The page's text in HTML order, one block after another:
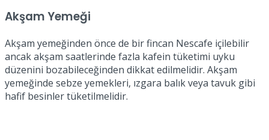
Akşam Yemeği
Akşam yemeğinden önce de bir fincan Nescafe içilebilir
ancak akşam saatlerinde fazla kafein tüketimi uyku
düzenini bozabileceğinden dikkat edilmelidir. Akşam
yemeğinde sebze yemekleri, ızgara balık veya tavuk gibi
hafif besinler tüketilmelidir.